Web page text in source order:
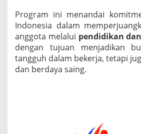
o
a
h
&
B
u
r
Program ini menandai
Indonesia dalam
anggota melalui pendidikan
dengan tujuan menjadikan
tangguh dalam bekerja, tetapi
dan berdaya saing.